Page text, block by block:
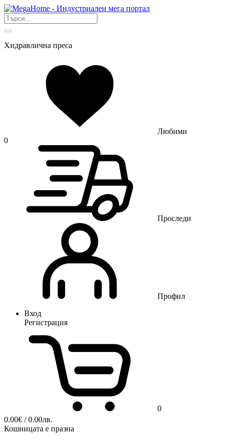
Хидравлична преса
Любими
0
Проследи
Профил
Вход
Регистрация
0
0.00€ / 0.00лв.
Кошницата е празна